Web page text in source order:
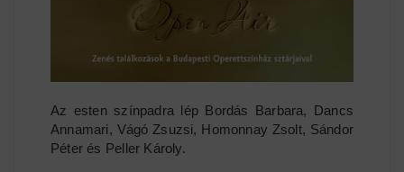
Az esten színpadra lép Bordás Barbara, Dancs
Annamari, Vágó Zsuzsi, Homonnay Zsolt, Sándor
Péter és Peller Károly.